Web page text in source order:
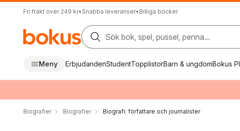
Fri frakt över 249 kr• Snabba leveranser• Billiga böcker
Sök bok, spel, pussel, penna...
Meny ErbjudandenStudentTopplistorBarn & ungdomBokus
Biografier Biografier Biografi: författare och journalister